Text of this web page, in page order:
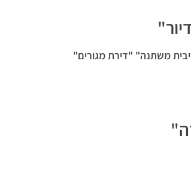
משתנה" "דירת מגורים"